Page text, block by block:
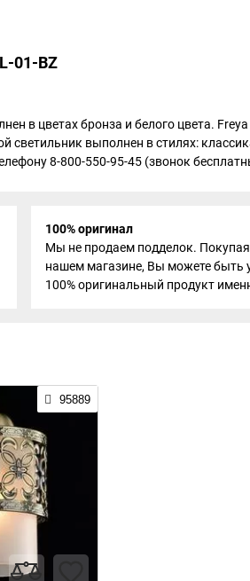
01-BZ
в цветах бронза и белого цвета.
светильник выполнен в стилях:
8-800-550-95-45 (звонок
100% оригинал
Мы не продаем подделок.
нашем магазине, Вы можете быть
100% оригинальный продукт
95889